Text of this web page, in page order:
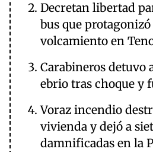
Decretan libertad
bus que
volcamiento en
Carabineros detuvo
ebrio tras choque y
Voraz incendio
vivienda y dejó a
damnificadas en la